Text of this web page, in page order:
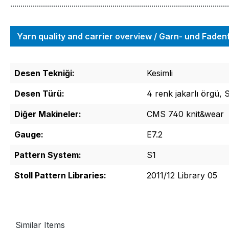
Yarn quality and carrier overview / Garn- und
Desen Tekniği:
Kesimli
Desen Türü:
4 renk jakarlı örgü,
Diğer Makineler:
CMS 740 knit&wear
Gauge:
E7.2
Pattern System:
S1
Stoll Pattern Libraries:
2011/12 Library 05
Similar Items